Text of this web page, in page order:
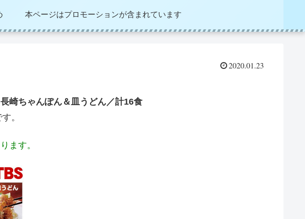
本ページはプロモーションが含まれています
2020.01.23
崎ちゃんぽん＆皿うどん／計16食
。
ます。